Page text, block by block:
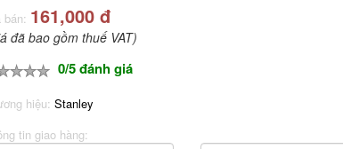
bán: 161,000 đ
đã bao gồm thuế VAT)
0/5 đánh giá
hiệu: Stanley
tin giao hàng: